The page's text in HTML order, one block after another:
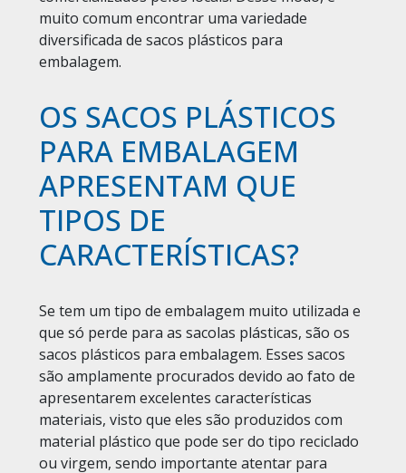
muito comum encontrar uma variedade
diversificada de sacos plásticos para
embalagem.
OS SACOS PLÁSTICOS
PARA EMBALAGEM
APRESENTAM QUE
TIPOS DE
CARACTERÍSTICAS?
Se tem um tipo de embalagem muito utilizada e
que só perde para as sacolas plásticas, são os
sacos plásticos para embalagem. Esses sacos
são amplamente procurados devido ao fato de
apresentarem excelentes características
materiais, visto que eles são produzidos com
material plástico que pode ser do tipo reciclado
ou virgem, sendo importante atentar para